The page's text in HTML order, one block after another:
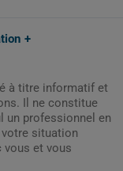
à titre informatif et
Il ne constitue
un professionnel en
situation
vous et vous